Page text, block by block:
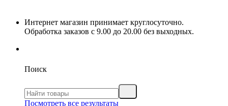
Интернет магазин принимает круглосуточно.
Обработка заказов с 9.00 до 20.00 без выходных.
Поиск
Посмотреть все результаты